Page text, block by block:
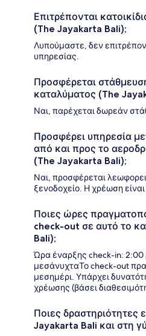
Επιτρέπονται
(The Jayakarta Bali);
Λυπούμαστε, δεν
υπηρεσίας.
Προσφέρεται
καταλύματος (The
Ναι, παρέχεται δωρεάν
Προσφέρει υπηρεσία
από και προς το
(The Jayakarta Bali);
Ναι, προσφέρεται
ξενοδοχείο. Η χρέωση
Ποιες ώρες
check-out σε αυτό το
Bali);
Ώρα έναρξης check-in: 2:00
μεσάνυχταΤο check-out
μεσημέρι. Υπάρχει
χρέωσης (βάσει
Ποιες δραστηριότητες
Jayakarta Bali και στη